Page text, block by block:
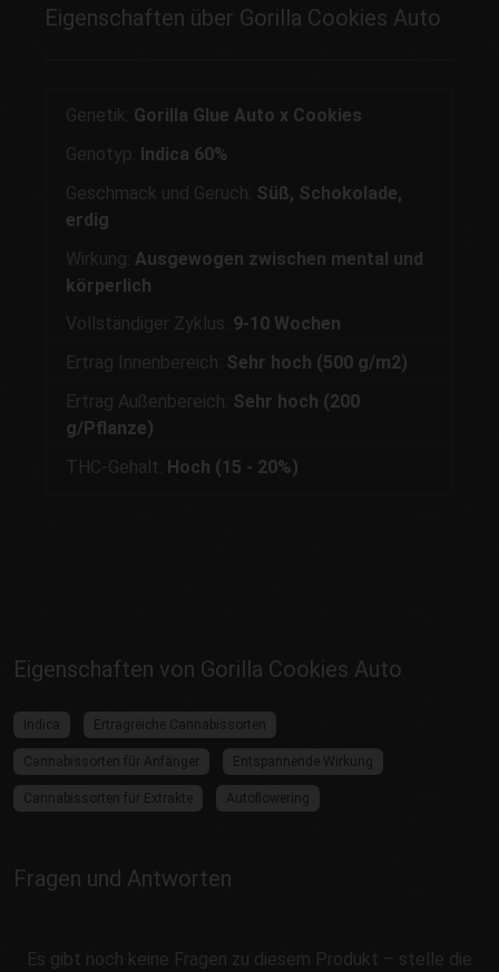
Eigenschaften über Gorilla Cookies Auto
Genetik: Gorilla Glue Auto x Cookies
Genotyp: Indica 60%
Geschmack und Geruch: Süß, Schokolade,
erdig
Wirkung: Ausgewogen zwischen mental und
körperlich
Vollständiger Zyklus: 9-10 Wochen
Ertrag Innenbereich: Sehr hoch (500 g/m2)
Ertrag Außenbereich: Sehr hoch (200
g/Pflanze)
THC-Gehalt: Hoch (15 - 20%)
Eigenschaften von Gorilla Cookies Auto
Indica Ertragreiche Cannabissorten
Cannabissorten für Anfänger Entspannende Wirkung
Cannabissorten für Extrakte Autoflowering
Fragen und Antworten
Es gibt noch keine Fragen zu diesem Produkt – stelle die